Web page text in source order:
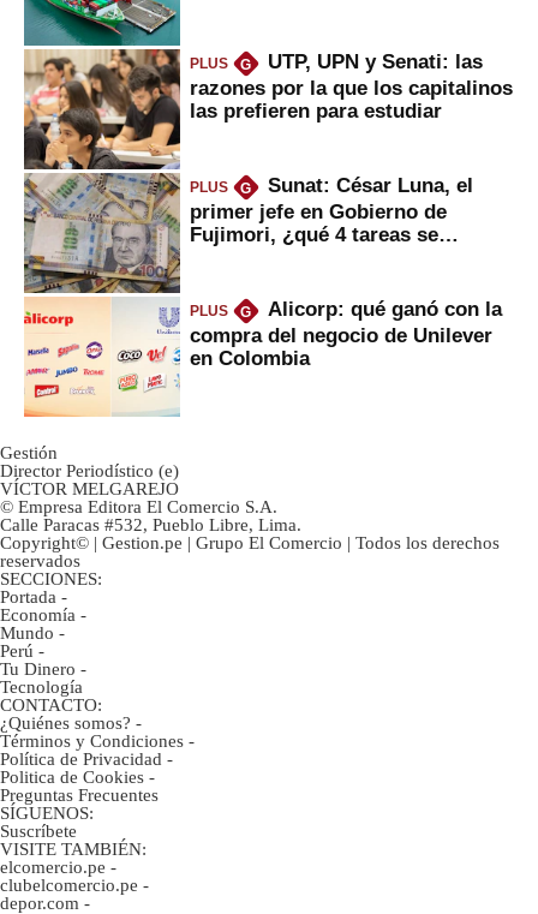
PLUS G
UTP, UPN y Senati: las
razones por la que los capitalinos
las prefieren para estudiar
PLUS G
Sunat: César Luna, el
primer jefe en Gobierno de
Fujimori, ¿qué 4 tareas se
PLUS G
Alicorp: qué ganó con la
compra del negocio de Unilever
en Colombia
Gestión
Director Periodístico (e)
VÍCTOR MELGAREJO
© Empresa Editora El Comercio S.A.
Calle Paracas #532, Pueblo Libre, Lima.
Copyright© | Gestion.pe | Grupo El Comercio | Todos los derechos
reservados
SECCIONES:
Portada -
Economía -
Mundo -
Perú -
Tu Dinero -
Tecnología
CONTACTO:
¿Quiénes somos? -
Términos y Condiciones -
Política de Privacidad -
Politica de Cookies -
Preguntas Frecuentes
SÍGUENOS:
Suscríbete
VISITE TAMBIÉN:
elcomercio.pe -
clubelcomercio.pe -
depor.com -